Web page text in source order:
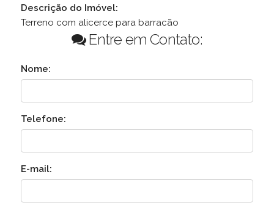
Descrição do Imóvel:
Terreno com alicerce para barracão
Entre em Contato:
Nome:
Telefone:
E-mail: